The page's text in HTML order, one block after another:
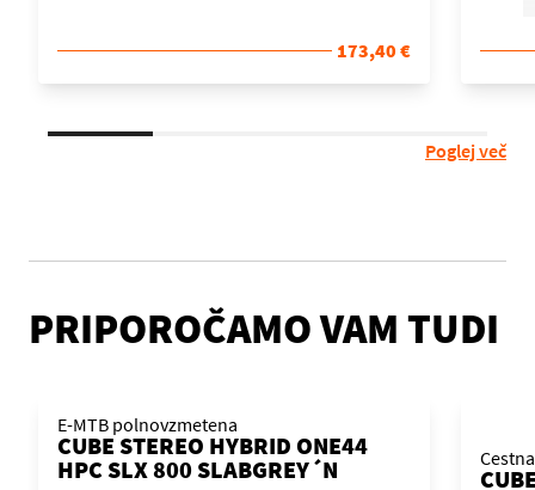
173,40 €
Poglej več
PRIPOROČAMO VAM TUDI
E-MTB polnovzmetena
CUBE STEREO HYBRID ONE44
HPC SLX 800 SLABGREY´N